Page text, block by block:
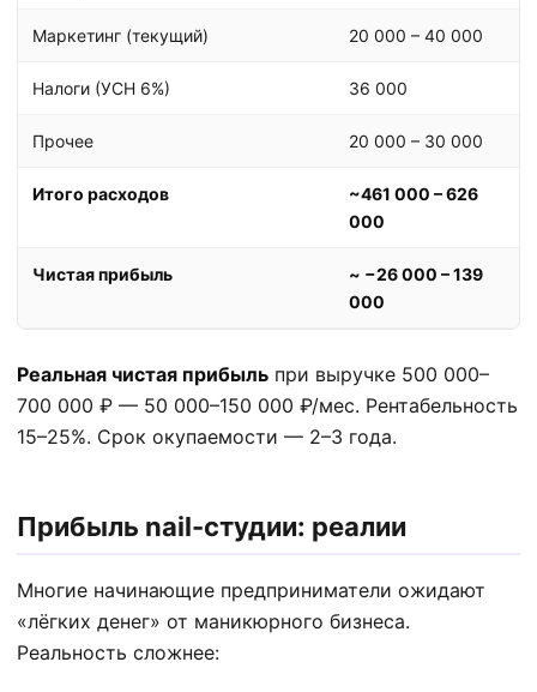
Маркетинг (текущий) 20 000 – 40 000
Налоги (УСН 6%) 36 000
Прочее 20 000 – 30 000
Итого расходов
~461 000 – 626
000
Чистая прибыль
~ −26 000 – 139
000
Реальная чистая прибыль при выручке 500 000–
700 000 ₽ — 50 000–150 000 ₽/мес. Рентабельность
15–25%. Срок окупаемости — 2–3 года.
Прибыль nail-студии: реалии
Многие начинающие предприниматели ожидают
«лёгких денег» от маникюрного бизнеса.
Реальность сложнее: